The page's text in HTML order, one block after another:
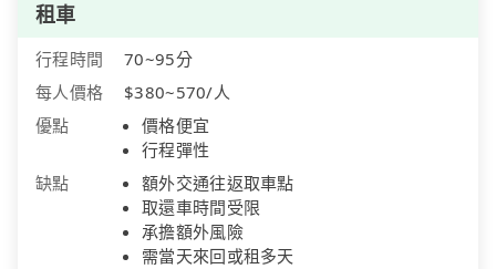
租車
行程時間
70~95分
每人價格
$380~570/人
優點
價格便宜
行程彈性
缺點
額外交通往返取車點
取還車時間受限
承擔額外風險
需當天來回或租多天